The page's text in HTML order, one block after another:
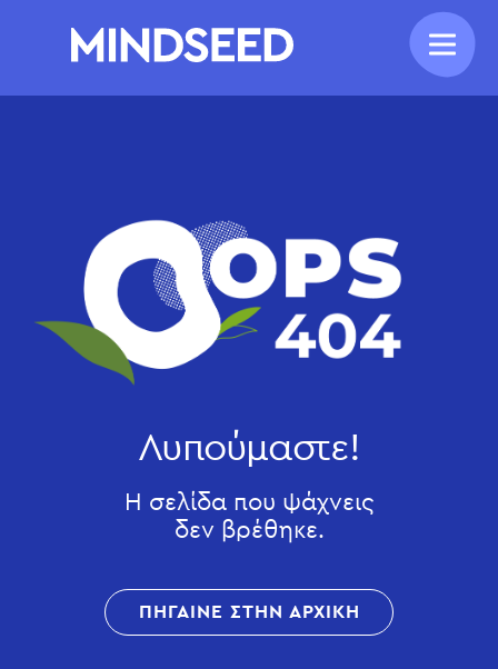
Λυπούμαστε!
Η σελίδα που ψάχνεις
δεν βρέθηκε.
ΠΗΓΑΙΝΕ ΣΤΗΝ ΑΡΧΙΚΗ